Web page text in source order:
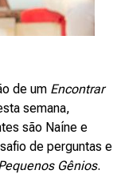
de um Encontrar
semana,
são Naíne e
de perguntas e
Gênios.